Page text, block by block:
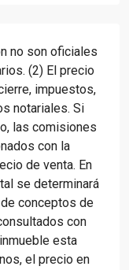
no son oficiales
(2) El precio
impuestos,
notariales. Si
las comisiones
con la
de venta. En
se determinará
conceptos de
con
esta
el precio en